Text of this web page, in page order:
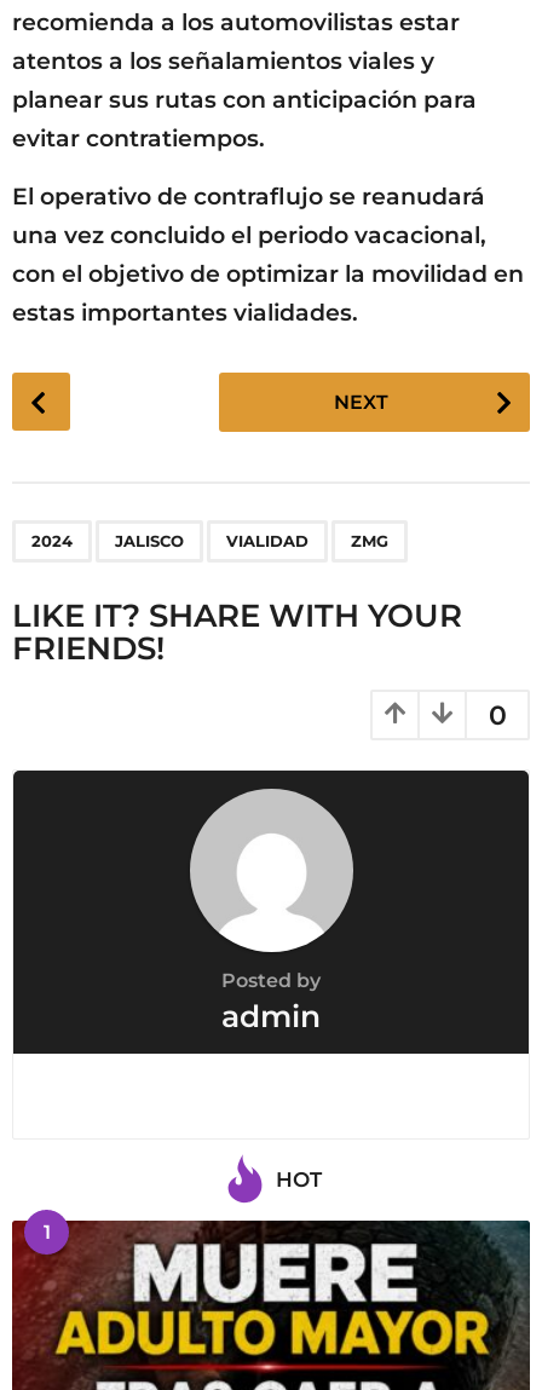
recomienda a los automovilistas estar
atentos a los señalamientos viales y
planear sus rutas con anticipación para
evitar contratiempos.
El operativo de contraflujo se reanudará
una vez concluido el periodo vacacional,
con el objetivo de optimizar la movilidad en
estas importantes vialidades.
P
o
i
n
o
NEXT
2024 JALISCO VIALIDAD ZMG
LIKE IT? SHARE WITH YOUR
FRIENDS!
0
Posted by
admin
HOT
1